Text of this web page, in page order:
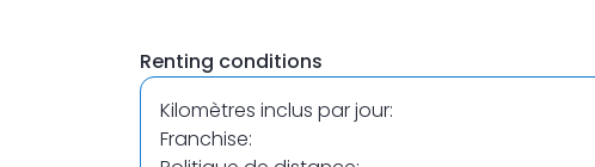
of
1
Renting conditions
Kilomètres inclus par jour:
Franchise: